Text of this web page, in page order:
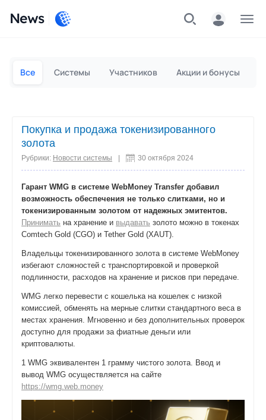
News
Все Системы Участников Акции и бонусы
Покупка и продажа токенизированного
золота
Рубрики: Новости системы 30 октября 2024
Гарант WMG в системе WebMoney Transfer добавил
возможность обеспечения не только слитками, но и
токенизированным золотом от надежных эмитентов.
Принимать на хранение и выдавать золото можно в токенах
Comtech Gold (CGO) и Tether Gold (XAUT).
Владельцы токенизированного золота в системе WebMoney
избегают сложностей с транспортировкой и проверкой
подлинности, расходов на хранение и рисков при передаче.
WMG легко перевести с кошелька на кошелек с низкой
комиссией, обменять на мерные слитки стандартного веса в
местах хранения. Мгновенно и без дополнительных проверок
доступно для продажи за фиатные деньги или
криптовалюты.
1 WMG эквивалентен 1 грамму чистого золота. Ввод и
вывод WMG осуществляется на сайте
https://wmg.web.money